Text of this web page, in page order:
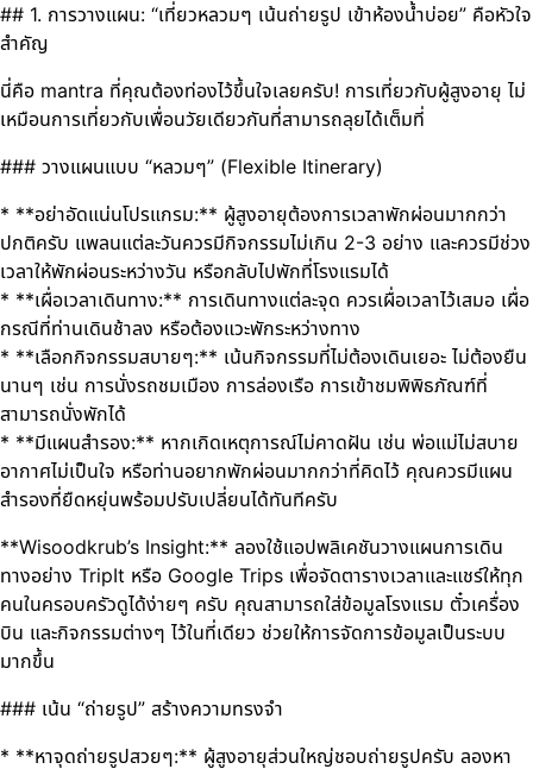
## 1. การวางแผน: “เที่ยวหลวมๆ เน้นถ่ายรูป เข้าห้องน้ำบ่อย” คือหัวใจ
สำคัญ
นี่คือ mantra ที่คุณต้องท่องไว้ขึ้นใจเลยครับ! การเที่ยวกับผู้สูงอายุ ไม่
เหมือนการเที่ยวกับเพื่อนวัยเดียวกันที่สามารถลุยได้เต็มที่
### วางแผนแบบ “หลวมๆ” (Flexible Itinerary)
* **อย่าอัดแน่นโปรแกรม:** ผู้สูงอายุต้องการเวลาพักผ่อนมากกว่า
ปกติครับ แพลนแต่ละวันควรมีกิจกรรมไม่เกิน 2-3 อย่าง และควรมีช่วง
เวลาให้พักผ่อนระหว่างวัน หรือกลับไปพักที่โรงแรมได้
* **เผื่อเวลาเดินทาง:** การเดินทางแต่ละจุด ควรเผื่อเวลาไว้เสมอ เผื่อ
กรณีที่ท่านเดินช้าลง หรือต้องแวะพักระหว่างทาง
* **เลือกกิจกรรมสบายๆ:** เน้นกิจกรรมที่ไม่ต้องเดินเยอะ ไม่ต้องยืน
นานๆ เช่น การนั่งรถชมเมือง การล่องเรือ การเข้าชมพิพิธภัณฑ์ที่
สามารถนั่งพักได้
* **มีแผนสำรอง:** หากเกิดเหตุการณ์ไม่คาดฝัน เช่น พ่อแม่ไม่สบาย
อากาศไม่เป็นใจ หรือท่านอยากพักผ่อนมากกว่าที่คิดไว้ คุณควรมีแผน
สำรองที่ยืดหยุ่นพร้อมปรับเปลี่ยนได้ทันทีครับ
**Wisoodkrub’s Insight:** ลองใช้แอปพลิเคชันวางแผนการเดิน
ทางอย่าง TripIt หรือ Google Trips เพื่อจัดตารางเวลาและแชร์ให้ทุก
คนในครอบครัวดูได้ง่ายๆ ครับ คุณสามารถใส่ข้อมูลโรงแรม ตั๋วเครื่อง
บิน และกิจกรรมต่างๆ ไว้ในที่เดียว ช่วยให้การจัดการข้อมูลเป็นระบบ
มากขึ้น
### เน้น “ถ่ายรูป” สร้างความทรงจำ
* **หาจุดถ่ายรูปสวยๆ:** ผู้สูงอายุส่วนใหญ่ชอบถ่ายรูปครับ ลองหา